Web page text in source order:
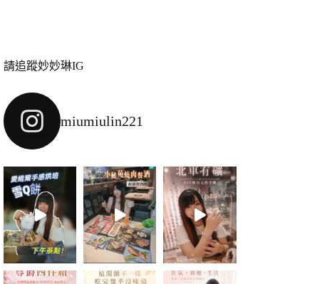
請追蹤妙妙琳IG
miumiulin221